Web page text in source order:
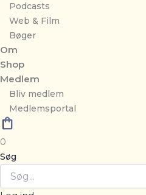
Podcasts
Web & Film
Bøger
Om
Shop
Medlem
Bliv medlem
Medlemsportal
0
Søg